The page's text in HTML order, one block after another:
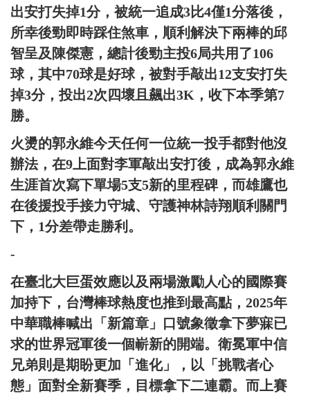
出安打失掉1分，被統一追成3比4僅1分落後，
所幸後勁即時踩住煞車，順利解決下兩棒的邱
智呈及陳傑憲，總計後勁主投6局共用了106
球，其中70球是好球，被對手敲出12支安打失
掉3分，投出2次四壞且飆出3K，收下本季第7
勝。
火燙的郭永維今天任何一位統一投手都對他沒
辦法，在9上面對李軍敲出安打後，成為郭永維
生涯首次寫下單場5支5新的里程碑，而雄鷹也
在後援投手接力守城、守護神林詩翔順利關門
下，1分差帶走勝利。
-
在臺北大巨蛋效應以及兩場激勵人心的國際賽
加持下，台灣棒球熱度也推到最高點，2025年
中華職棒喊出「新篇章」口號象徵拿下夢寐已
求的世界冠軍後一個嶄新的開端。衛冕軍中信
兄弟則是期盼更加「進化」，以「挑戰者心
態」面對全新賽季，目標拿下二連霸。而上賽